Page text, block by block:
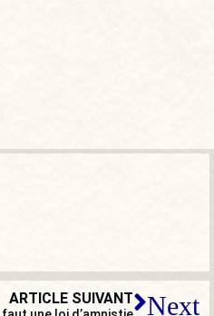
ARTICLE SUIVANT Next